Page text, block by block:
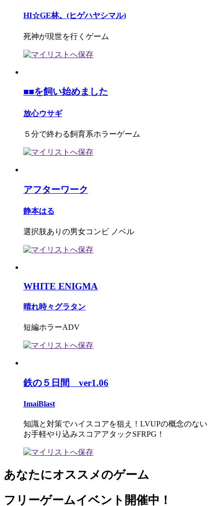
HI☆GE林。(ヒゲハヤシマル)
死神が現世を行くゲーム
■■を飼い始めました
放心ウサギ
５分で終わる飼育系ホラーゲーム
アフターワーク
静本はる
選択肢ありの男女コンビ ノベル
WHITE ENIGMA
晴れ時々グラタン
短編ホラーADV
鉄の５日間 ver1.06
ImaiBlast
知識と対策でハイスコアを狙え！LVUPの概念のない
お手軽やり込みスコアアタックSFRPG！
あなたにオススメのゲーム
フリーゲームイベント開催中！